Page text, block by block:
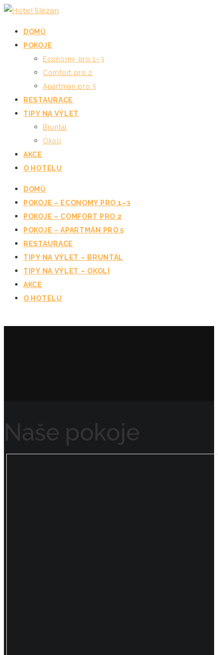
DOMŮ
POKOJE
Economy pro 1–3
Comfort pro 2
Apartmán pro 5
RESTAURACE
TIPY NA VÝLET
Bruntál
Okolí
AKCE
O HOTELU
DOMŮ
POKOJE – ECONOMY PRO 1–3
POKOJE – COMFORT PRO 2
POKOJE – APARTMÁN PRO 5
RESTAURACE
TIPY NA VÝLET – BRUNTÁL
TIPY NA VÝLET – OKOLÍ
AKCE
O HOTELU
Naše pokoje